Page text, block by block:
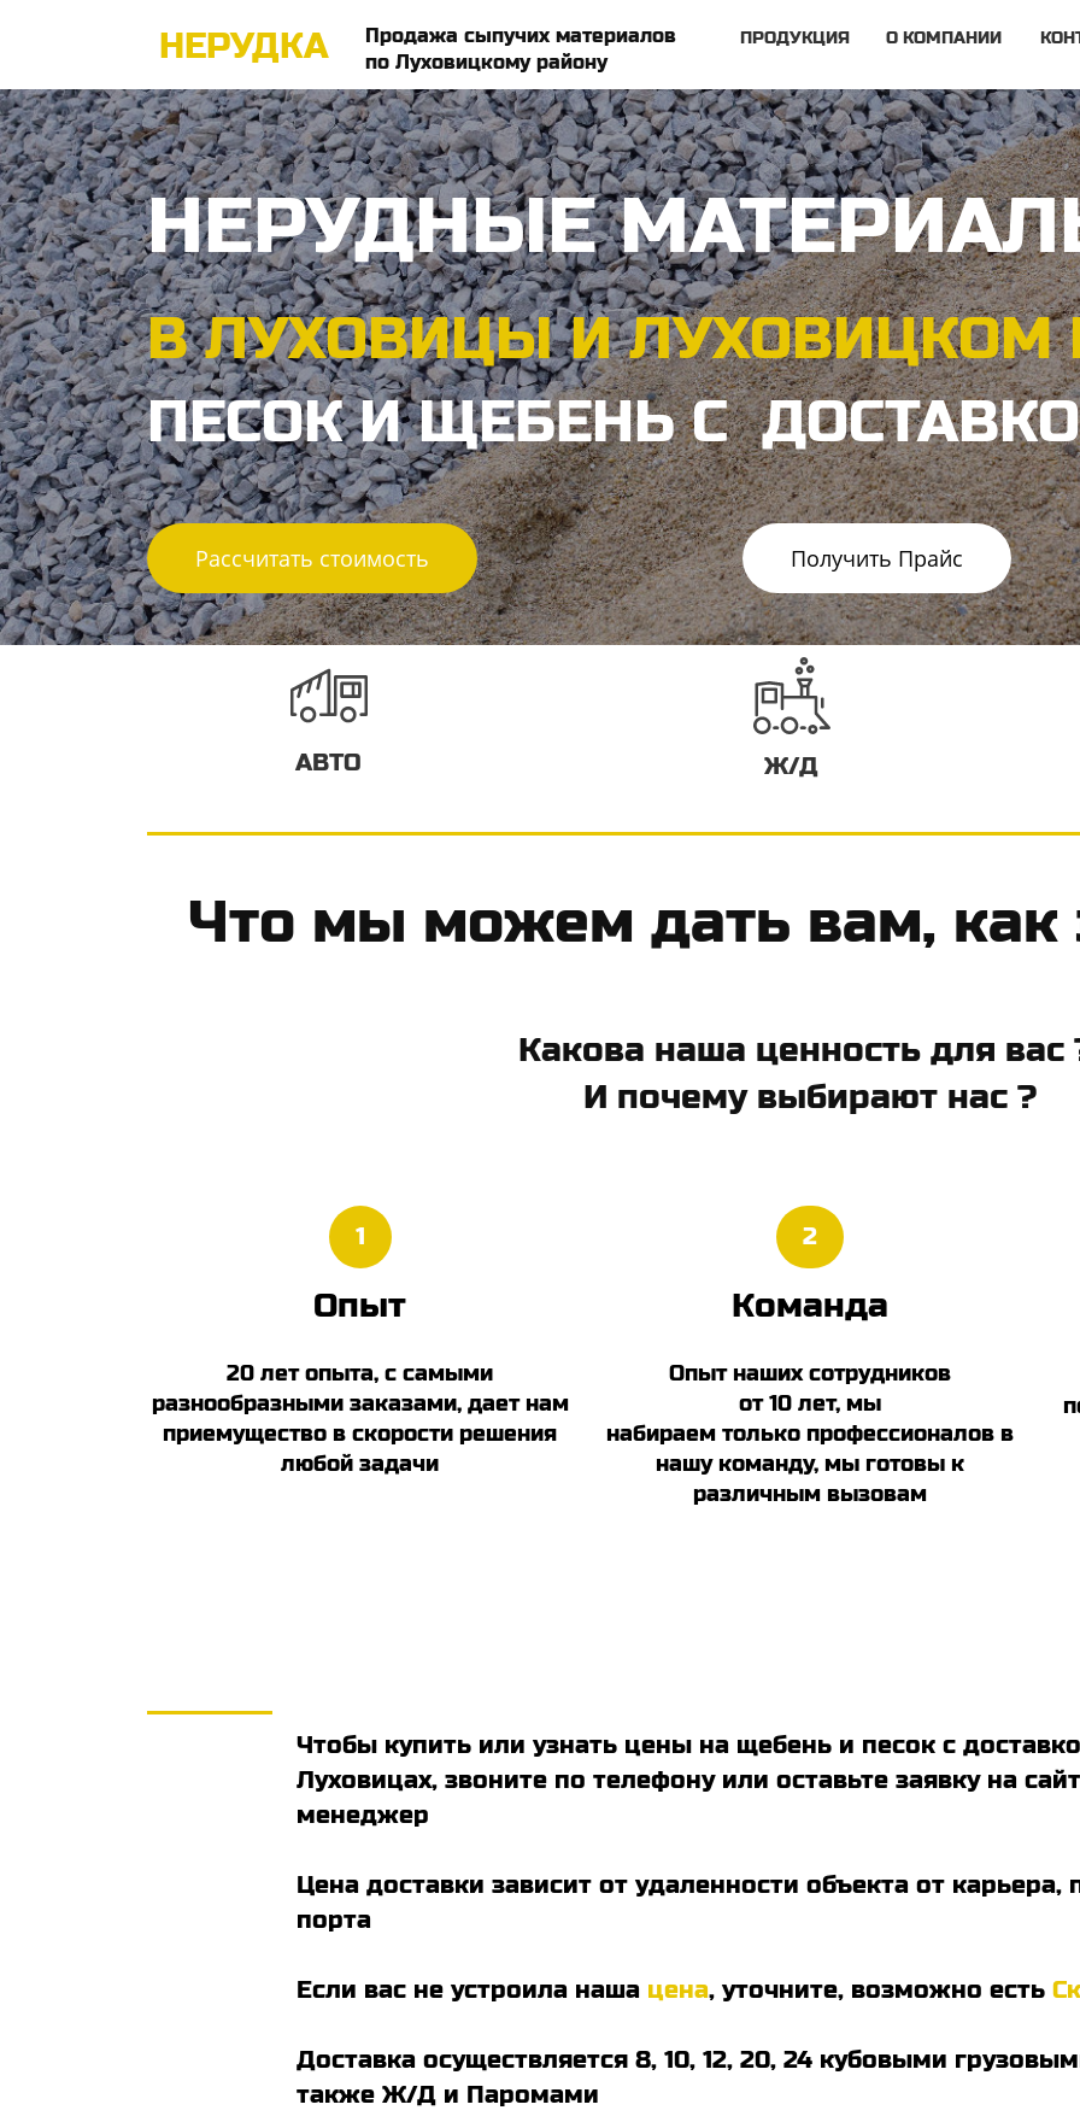
НЕРУДКА
Продажа сыпучих материалов
по Луховицкому району
ПРОДУКЦИЯ О КОМПАНИИ
НЕРУДНЫЕ
В ЛУХОВИЦЫ И ЛУХОВИЦКОМ
ПЕСОК И ЩЕБЕНЬ С
Рассчитать стоимость Получить Прайс
АВТО Ж/Д
​Что мы можем дать вам, как
Какова наша ценность для вас
И почему выбирают нас ?
1
Опыт
20 лет опыта, с самыми
разнообразными заказами, дает нам
приемущество в скорости решения
любой задачи
2
Команда
Опыт наших сотрудников
от 10 лет, мы
набираем только профессионалов в
нашу команду, мы готовы к
различным вызовам
Чтобы купить или узнать цены на щебень и песок с
Луховицах, звоните по телефону или оставьте заявку на
менеджер
Цена доставки зависит от удаленности объекта от карьера,
порта
Если вас не устроила наша цена, уточните, возможно есть
Доставка осуществляется 8, 10, 12, 20, 24 кубовыми
также Ж/Д и Паромами